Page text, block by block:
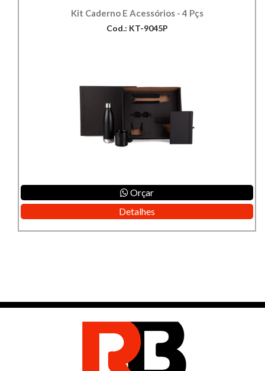
Kit Caderno E Acessórios - 4 Pçs
Cod.: KT-9045P
Orçar
Detalhes